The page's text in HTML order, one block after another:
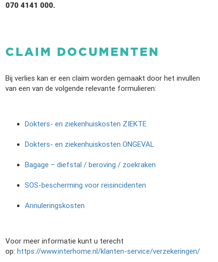
070 4141 000.
CLAIM DOCUMENTEN
Bij verlies kan er een claim worden gemaakt door het invullen
van een van de volgende relevante formulieren:
Dokters- en ziekenhuiskosten ZIEKTE
Dokters- en ziekenhuiskosten ONGEVAL
Bagage – diefstal / beroving / zoekraken
SOS-bescherming voor reisincidenten
Annuleringskosten
Voor meer informatie kunt u terecht
op:https://www.interhome.nl/klanten-service/verzekeringen/